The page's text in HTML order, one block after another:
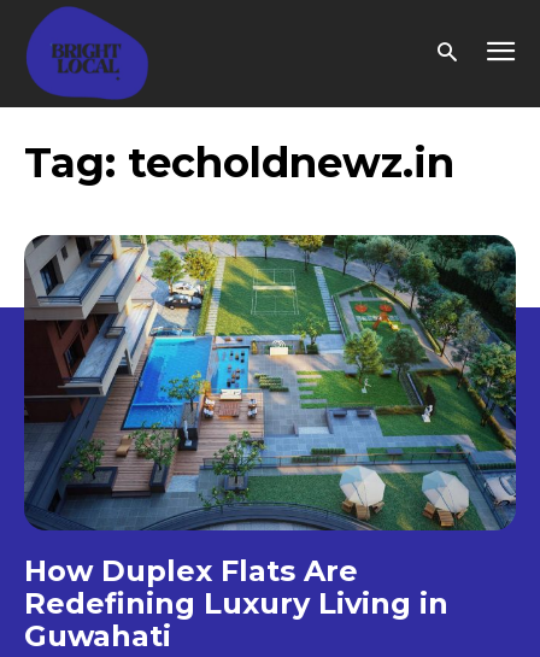
Tag: techoldnewz.in
How Duplex Flats Are
Redefining Luxury Living in
Guwahati